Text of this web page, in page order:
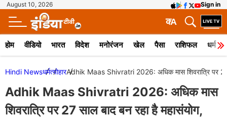
August 10, 2026 Sign in
A
क
होम वीडियो भारत विदेश मनोरंजन खेल पैसा राशिफल धर्म
Hindi Newsधर्मत्योहारAdhik Maas Shivratri 2026: अधिक मास शिवरात्रि पर
Adhik Maas Shivratri 2026: अधिक मास
शिवरात्रि पर 27 साल बाद बन रहा है महासंयोग,